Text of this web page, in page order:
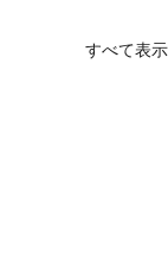
すべて表示